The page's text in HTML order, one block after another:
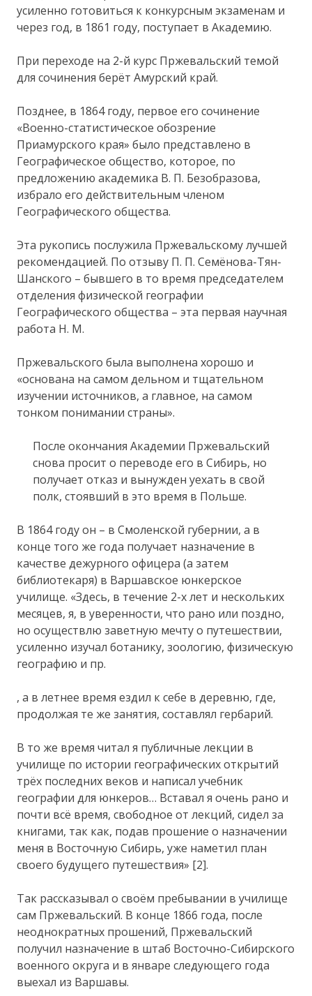
усиленно готовиться к конкурсным экзаменам и
через год, в 1861 году, поступает в Академию.
При переходе на 2-й курс Пржевальский темой
для сочинения берёт Амурский край.
Позднее, в 1864 году, первое его сочинение
«Военно-статистическое обозрение
Приамурского края» было представлено в
Географическое общество, которое, по
предложению академика В. П. Безобразова,
избрало его действительным членом
Географического общества.
Эта рукопись послужила Пржевальскому лучшей
рекомендацией. По отзыву П. П. Семёнова-Тян-
Шанского – бывшего в то время председателем
отделения физической географии
Географического общества – эта первая научная
работа H. M.
Пржевальского была выполнена хорошо и
«основана на самом дельном и тщательном
изучении источников, а главное, на самом
тонком понимании страны».
После окончания Академии Пржевальский
снова просит о переводе его в Сибирь, но
получает отказ и вынужден уехать в свой
полк, стоявший в это время в Польше.
В 1864 году он – в Смоленской губернии, а в
конце того же года получает назначение в
качестве дежурного офицера (а затем
библиотекаря) в Варшавское юнкерское
училище. «Здесь, в течение 2-х лет и нескольких
месяцев, я, в уверенности, что рано или поздно,
но осуществлю заветную мечту о путешествии,
усиленно изучал ботанику, зоологию, физическую
географию и пр.
, а в летнее время ездил к себе в деревню, где,
продолжая те же занятия, составлял гербарий.
В то же время читал я публичные лекции в
училище по истории географических открытий
трёх последних веков и написал учебник
географии для юнкеров… Вставал я очень рано и
почти всё время, свободное от лекций, сидел за
книгами, так как, подав прошение о назначении
меня в Восточную Сибирь, уже наметил план
своего будущего путешествия» [2].
Так рассказывал о своём пребывании в училище
сам Пржевальский. В конце 1866 года, после
неоднократных прошений, Пржевальский
получил назначение в штаб Восточно-Сибирского
военного округа и в январе следующего года
выехал из Варшавы.